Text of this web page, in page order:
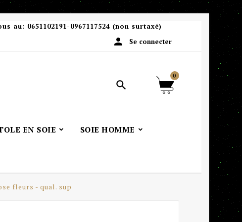
au: 0651102191-0967117524 (non surtaxé)
 Se connecter

0
EN SOIE SOIE HOMME
fleurs - qual. sup